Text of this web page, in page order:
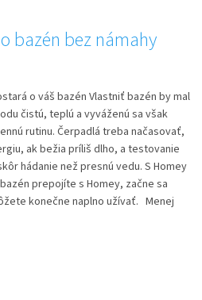
bazén bez námahy
o váš bazén Vlastniť bazén by mal
čistú, teplú a vyváženú sa však
rutinu. Čerpadlá treba načasovať,
ak bežia príliš dlho, a testovanie
hádanie než presnú vedu. S Homey
prepojíte s Homey, začne sa
konečne naplno užívať. Menej